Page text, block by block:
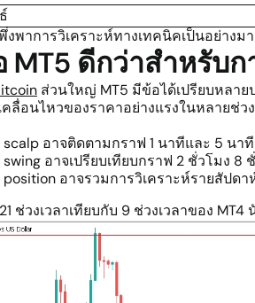
พาการวิเคราะห์ทางเทคนิคเป็นอย่าง
MT5 ดีกว่าสำหรับ
ส่วนใหญ่ MT5 มีข้อได้เปรียบหลาย
ลื่อนไหวของราคาอย่างแรงในหลายช่ว
อาจติดตามกราฟ 1 นาทีและ 5 นาที
อาจเปรียบเทียบกราฟ 2 ชั่วโมง 8
อาจรวมการวิเคราะห์รายสัปดา
ช่วงเวลาเทียบกับ 9 ช่วงเวลาของ